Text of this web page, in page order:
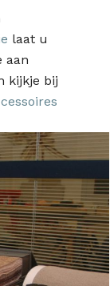
laat u
aan
kijkje bij